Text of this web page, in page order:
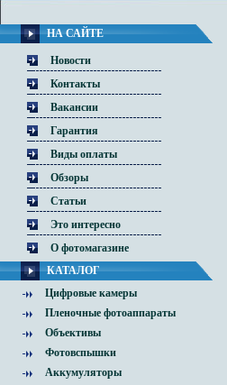
НА САЙТЕ
Новости
Контакты
Вакансии
Гарантия
Виды оплаты
Обзоры
Статьи
Это интересно
О фотомагазине
КАТАЛОГ
Цифровые камеры
Пленочные фотоаппараты
Объективы
Фотовспышки
Аккумуляторы